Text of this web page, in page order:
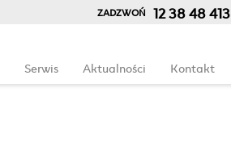
ZADZWOŃ 12 38 48 413
Serwis Aktualności Kontakt